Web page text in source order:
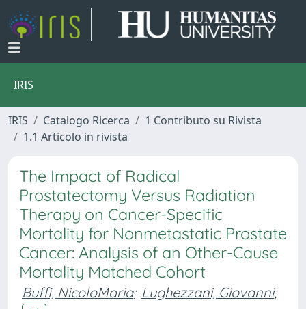
IRIS
IRIS Catalogo Ricerca
1 Contributo su Rivista
1.1 Articolo in rivista
The Impact of Radical
Prostatectomy Versus Radiation
Therapy on Cancer-Specific
Mortality for Nonmetastatic Prostate
Cancer: Analysis of an Other-Cause
Mortality Matched Cohort
Buffi, NicoloMaria; Lughezzani, Giovanni;